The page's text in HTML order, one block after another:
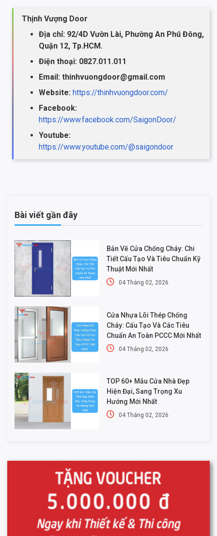
Thịnh Vượng Door
Địa chỉ: 92/4D Vườn Lài, Phường An Phú Đông,
Quận 12, Tp.HCM.
Điện thoại: 0827.011.011
Email: thinhvuongdoor@gmail.com
Website: https://thinhvuongdoor.com/
Facebook:
https://www.facebook.com/SaigonDoor/
Youtube:
https://www.youtube.com/@saigondoor
Bài viết gần đây
Bản Vẽ Cửa Chống Cháy: Chi
Tiết Cấu Tạo Và Tiêu Chuẩn Kỹ
Thuật Mới Nhất
04 Tháng 02, 2026
Cửa Nhựa Lõi Thép Chống
Cháy: Cấu Tạo Và Các Tiêu
Chuẩn An Toàn PCCC Mới Nhất
04 Tháng 02, 2026
TOP 60+ Mẫu Cửa Nhà Đẹp
Hiện Đại, Sang Trọng Xu
Hướng Mới Nhất
04 Tháng 02, 2026